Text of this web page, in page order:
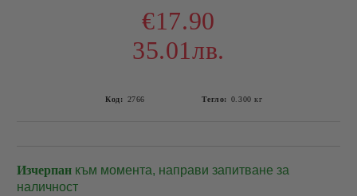
€17.90
35.01лв.
Код: 2766 Тегло: 0.300 кг
Изчерпан към момента, направи запитване за
наличност